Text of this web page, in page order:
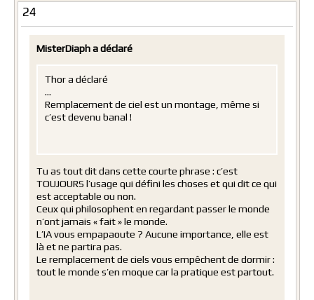
24
MisterDiaph a déclaré
Thor a déclaré
…
Remplacement de ciel est un montage, même si
c’est devenu banal !
Tu as tout dit dans cette courte phrase : c’est
TOUJOURS l’usage qui défini les choses et qui dit ce qui
est acceptable ou non.
Ceux qui philosophent en regardant passer le monde
n’ont jamais « fait » le monde.
L’IA vous empapaoute ? Aucune importance, elle est
là et ne partira pas.
Le remplacement de ciels vous empêchent de dormir :
tout le monde s’en moque car la pratique est partout.